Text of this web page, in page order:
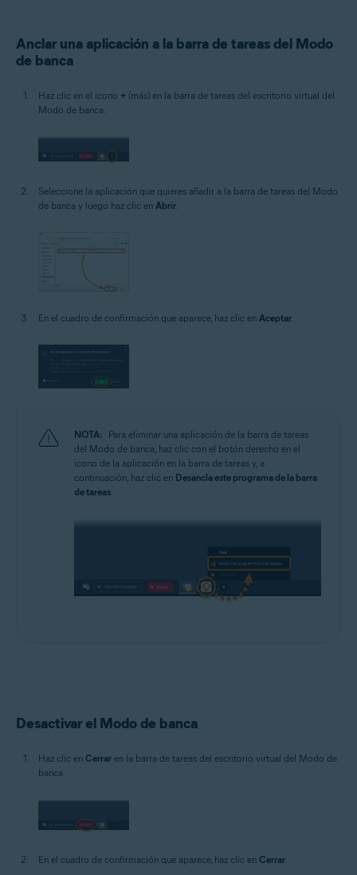
Anclar una aplicación a la barra de tareas del Modo
de banca
Haz clic en el icono + (más) en la barra de tareas del escritorio virtual del
Modo de banca.
Seleccione la aplicación que quieres añadir a la barra de tareas del Modo
de banca y luego haz clic en Abrir
En el cuadro de confirmación que aparece, haz clic en Aceptar.
NOTA:
Para eliminar una aplicación de la barra de tareas
del Modo de banca, haz clic con el botón derecho en el
icono de la aplicación en la barra de tareas y, a
continuación, haz clic en Desancla este programa de la barra
de tareas.
Desactivar el Modo de banca
Haz clic en Cerrar en la barra de tareas del escritorio virtual del Modo de
banca.
En el cuadro de confirmación que aparece, haz clic en Cerrar.